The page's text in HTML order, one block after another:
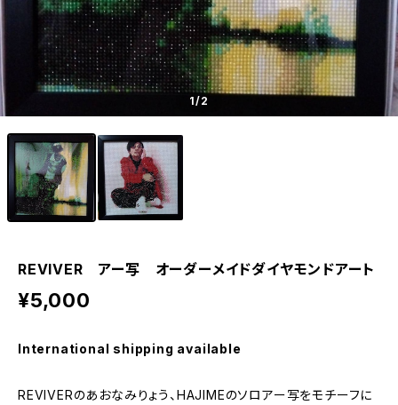
1/2
REVIVER アー写 オーダーメイドダイヤモンドアート
¥5,000
International shipping available
REVIVERのあおなみりょう、HAJIMEのソロアー写をモチーフに